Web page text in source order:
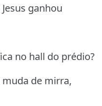
ganhou
no hall do prédio?
muda de mirra,